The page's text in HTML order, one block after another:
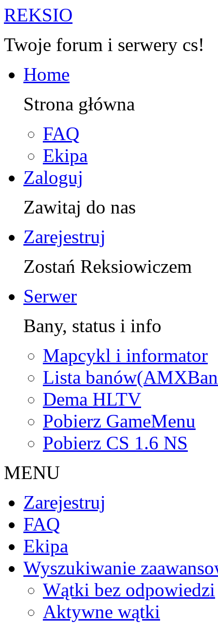
REKSIO
Twoje forum i serwery cs!
Home
Strona główna
FAQ
Ekipa
Zaloguj
Zawitaj do nas
Zarejestruj
Zostań Reksiowiczem
Serwer
Bany, status i info
Mapcykl i informator
Lista
Dema HLTV
Pobierz GameMenu
Pobierz CS 1.6 NS
MENU
Zarejestruj
FAQ
Ekipa
Wyszukiwanie
Wątki bez odpowiedzi
Aktywne wątki